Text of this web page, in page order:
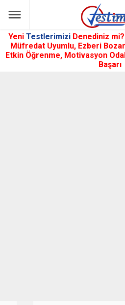
Yeni Testlerimizi Denediniz
Müfredat Uyumlu, Ezberi Bozan
Etkin Öğrenme, Motivasyon
Başarı